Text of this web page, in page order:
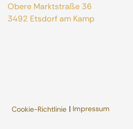
Obere
3492 Etsdorf am Kamp
Cookie-Richtlinie | Impressum